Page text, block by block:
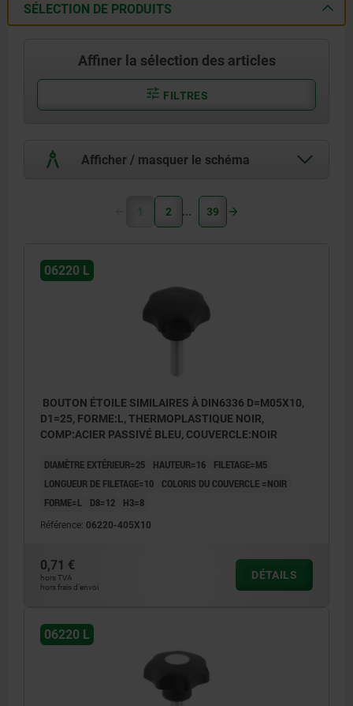
SÉLECTION DE PRODUITS
Affiner la sélection des articles
FILTRES
Afficher / masquer le schéma
1 2 39
06220 L
BOUTON ÉTOILE SIMILAIRES À DIN6336 D=M05X10,
D1=25, FORME:L, THERMOPLASTIQUE NOIR,
COMP:ACIER PASSIVÉ BLEU, COUVERCLE:NOIR
DIAMÈTRE EXTÉRIEUR=25 HAUTEUR=16
FILETAGE=M5
LONGUEUR DE FILETAGE=10
COLORIS DU COUVERCLE =NOIR
FORME=L
D8=12 H3=8
Référence: 06220-405X10
0,71 €
hors TVA
hors frais d’envoi
DÉTAILS
06220 L